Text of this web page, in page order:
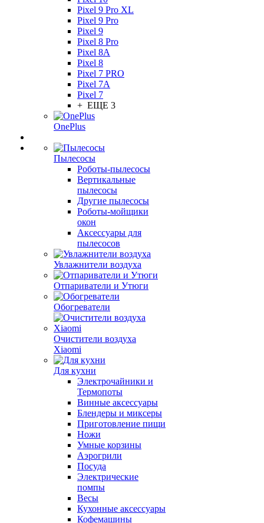
Pixel 9 Pro XL
Pixel 9 Pro
Pixel 9
Pixel 8 Pro
Pixel 8A
Pixel 8
Pixel 7 PRO
Pixel 7A
Pixel 7
+ ЕЩЕ 3
OnePlus
Пылесосы
Роботы-пылесосы
Вертикальные
пылесосы
Другие пылесосы
Роботы-мойщики
окон
Аксессуары для
пылесосов
Увлажнители воздуха
Отпариватели и Утюги
Обогреватели
Очистители воздуха
Xiaomi
Для кухни
Электрочайники и
Термопоты
Винные аксессуары
Блендеры и миксеры
Приготовление пищи
Ножи
Умные корзины
Аэрогрили
Посуда
Электрические
помпы
Весы
Кухонные аксессуары
Кофемашины